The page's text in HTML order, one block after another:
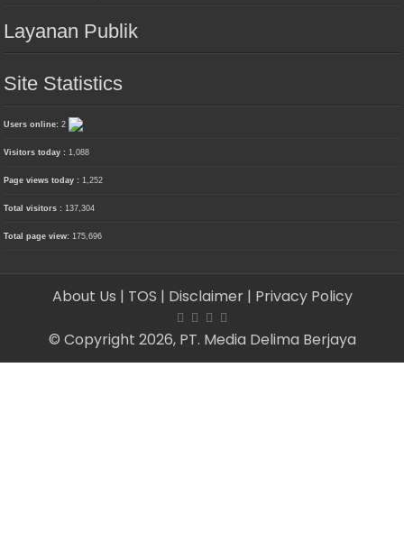
Layanan Publik
Site Statistics
Users online:2
Visitors today : 1,088
Page views today : 1,252
Total visitors : 137,304
Total page view: 175,696
About Us | TOS | Disclaimer | Privacy Policy
© Copyright 2026, PT. Media Delima Berjaya